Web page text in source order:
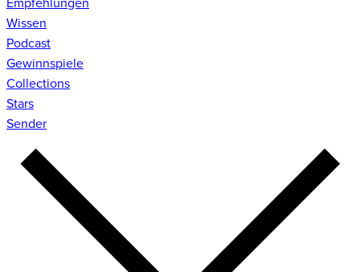
Empfehlungen
Wissen
Podcast
Gewinnspiele
Collections
Stars
Sender